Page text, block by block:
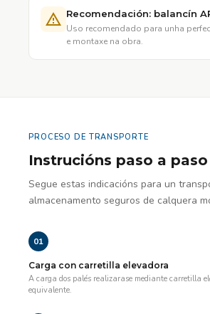
Recomendación: balancín
Uso recomendado para unha
e montaxe na obra.
PROCESO DE TRANSPORTE
Instrucións paso a paso
Segue estas indicacións para un
almacenamento seguros de calquera
01
Carga con carretilla elevadora
A carga dos palés realizarase mediante carretilla
equivalente.